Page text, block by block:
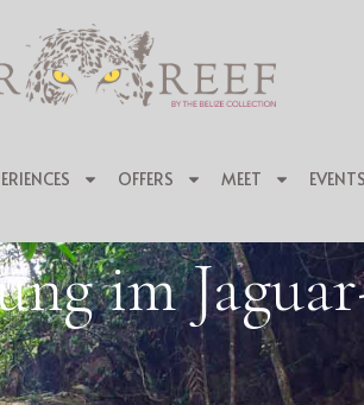
OFFERS MEET EVENTS
im